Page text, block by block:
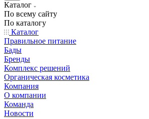
Каталог
По всему сайту
По каталогу
Каталог
Правильное питание
Бады
Бренды
Комплекс решений
Органическая косметика
Компания
О компании
Команда
Новости